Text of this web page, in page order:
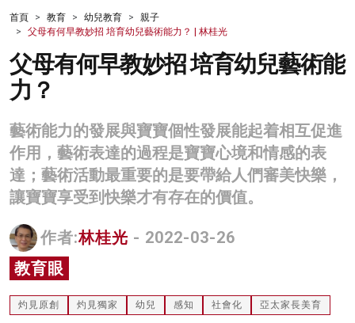
財經
生活
健康
科技
影片
名家榜
灼見活動
關於我們
首頁 教育 幼兒教育
親子
父母有何早教妙招 培育幼兒藝術能力？ | 林桂光
父母有何早教妙招 培育幼兒藝術能
力？
藝術能力的發展與寶寶個性發展能起着相互促進
作用，藝術表達的過程是寶寶心境和情感的表
達；藝術活動最重要的是要帶給人們審美快樂，
讓寶寶享受到快樂才有存在的價值。
作者:林桂光 - 2022-03-26
教育眼
灼見原創 灼見獨家 幼兒 感知 社會化 亞太家長美育